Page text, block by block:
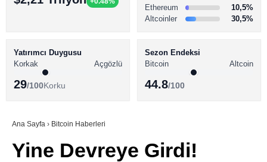
Youtube
BİTCOİN HABERLERİ
ALTCOİN HABERLERİ
SÖZLÜK
Ethereum
10,5%
Altcoinler
30,5%
Yatırımcı Duygusu
Korkak
Açgözlü
29/100Korku
Sezon Endeksi
Bitcoin
Altcoin
44.8/100
Ana Sayfa › Bitcoin Haberleri
Yine Devreye Girdi!